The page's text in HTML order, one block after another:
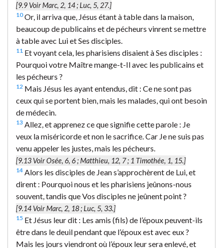
[9.9 Voir Marc, 2, 14 ; Luc, 5, 27.]
10Or, il arriva que, Jésus étant à table dans la maison,
beaucoup de publicains et de pécheurs vinrent se mettre
à table avec Lui et Ses disciples.
11 Et voyant cela, les pharisiens disaient à Ses disciples :
Pourquoi votre Maître mange-t-Il avec les publicains et
les pécheurs ?
12 Mais Jésus les ayant entendus, dit : Ce ne sont pas
ceux qui se portent bien, mais les malades, qui ont besoin
de médecin.
13 Allez, et apprenez ce que signifie cette parole : Je
veux la miséricorde et non le sacrifice. Car Je ne suis pas
venu appeler les justes, mais les pécheurs.
[9.13 Voir Osée, 6, 6 ; Matthieu, 12, 7 ; 1 Timothée, 1, 15.]
14 Alors les disciples de Jean s’approchèrent de Lui, et
dirent : Pourquoi nous et les pharisiens jeûnons-nous
souvent, tandis que Vos disciples ne jeûnent point ?
[9.14 Voir Marc, 2, 18 ; Luc, 5, 33.]
15 Et Jésus leur dit : Les amis (fils) de l’époux peuvent-ils
être dans le deuil pendant que l’époux est avec eux ?
Mais les jours viendront où l’époux leur sera enlevé, et